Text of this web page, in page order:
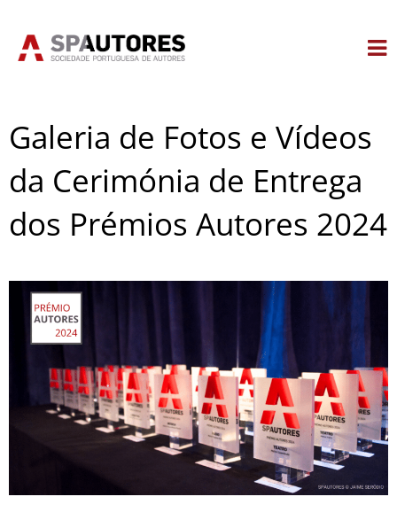
Galeria de Fotos e Vídeos
da Cerimónia de Entrega
dos Prémios Autores 2024